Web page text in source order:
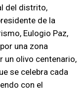
del distrito,
de la
Eulogio Paz,
una zona
un olivo centenario,
se celebra cada
con el